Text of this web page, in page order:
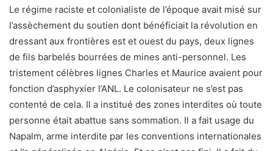
Le régime raciste et colonialiste de l’époque avait misé sur
l’assèchement du soutien dont bénéficiait la révolution en
dressant aux frontières est et ouest du pays, deux lignes
de fils barbelés bourrées de mines anti-personnel. Les
tristement célèbres lignes Charles et Maurice avaient pour
fonction d’asphyxier l’ANL. Le colonisateur ne s’est pas
contenté de cela. Il a institué des zones interdites où toute
personne était abattue sans sommation. Il a fait usage du
Napalm, arme interdite par les conventions internationales